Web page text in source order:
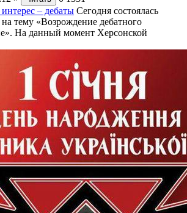
– дебаты Сегодня состоялась
тему «Возрождение дебатного
На данный момент Херсонской